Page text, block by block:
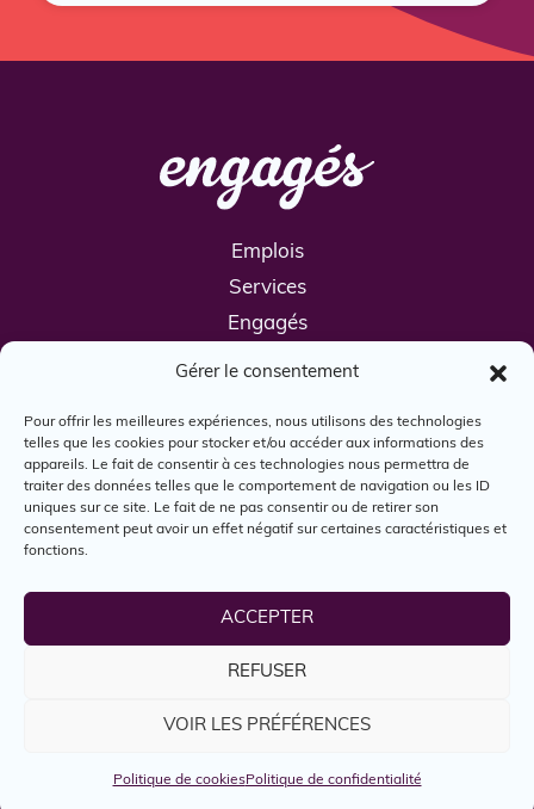
Gérer le consentement
Pour offrir les meilleures expériences, nous utilisons des technologies
telles que les cookies pour stocker et/ou accéder aux informations des
appareils. Le fait de consentir à ces technologies nous permettra de
traiter des données telles que le comportement de navigation ou les ID
uniques sur ce site. Le fait de ne pas consentir ou de retirer son
consentement peut avoir un effet négatif sur certaines caractéristiques et
fonctions.
ACCEPTER
REFUSER
VOIR LES PRÉFÉRENCES
Politique de cookiesPolitique de confidentialité
Emplois
Services
Engagés
Boîte à outils